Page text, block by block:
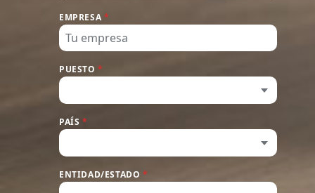
EMPRESA *
PUESTO *
PAÍS *
ENTIDAD/ESTADO *